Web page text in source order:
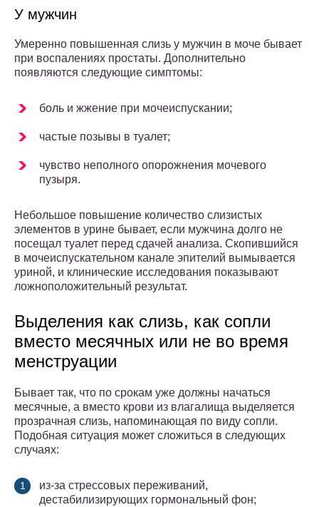
У мужчин
Умеренно повышенная слизь у мужчин в моче бывает
при воспалениях простаты. Дополнительно
появляются следующие симптомы:
боль и жжение при мочеиспускании;
частые позывы в туалет;
чувство неполного опорожнения мочевого
пузыря.
Небольшое повышение количество слизистых
элементов в урине бывает, если мужчина долго не
посещал туалет перед сдачей анализа. Скопившийся
в мочеиспускательном канале эпителий вымывается
уриной, и клинические исследования показывают
ложноположительный результат.
Выделения как слизь, как сопли
вместо месячных или не во время
менструации
Бывает так, что по срокам уже должны начаться
месячные, а вместо крови из влагалища выделяется
прозрачная слизь, напоминающая по виду сопли.
Подобная ситуация может сложиться в следующих
случаях:
из-за стрессовых переживаний,
дестабилизирующих гормональный фон;